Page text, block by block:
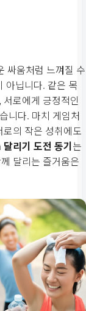
싸움처럼 느껴질 수
아닙니다. 같은 목
로에게 긍정적인
니다. 마치 게임처
의 작은 성취에도
리기 도전 동기는
달리는 즐거움은